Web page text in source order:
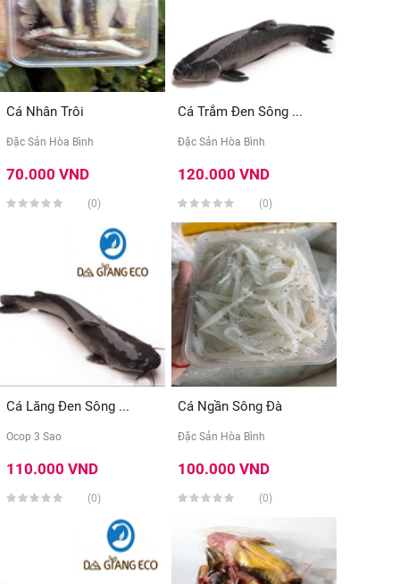
Cá Nhân Trôi
Đặc Sản Hòa Bình
70.000 VND
(0)
Cá Trắm Đen Sông ...
Đặc Sản Hòa Bình
120.000 VND
(0)
Cá Lăng Đen Sông ...
Ocop 3 Sao
110.000 VND
(0)
Cá Ngần Sông Đà
Đặc Sản Hòa Bình
100.000 VND
(0)